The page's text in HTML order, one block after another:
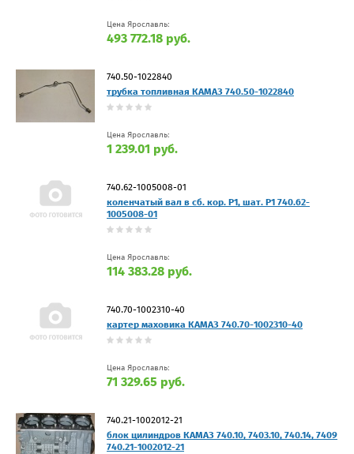
Цена Ярославль:
493 772.18 руб.
740.50-1022840
трубка топливная КАМАЗ 740.50-1022840
Цена Ярославль:
1 239.01 руб.
740.62-1005008-01
коленчатый вал в сб. кор. Р1, шат. Р1 740.62-
1005008-01
Цена Ярославль:
114 383.28 руб.
740.70-1002310-40
картер маховика КАМАЗ 740.70-1002310-40
Цена Ярославль:
71 329.65 руб.
740.21-1002012-21
блок цилиндров КАМАЗ 740.10, 7403.10, 740.14, 7409
740.21-1002012-21